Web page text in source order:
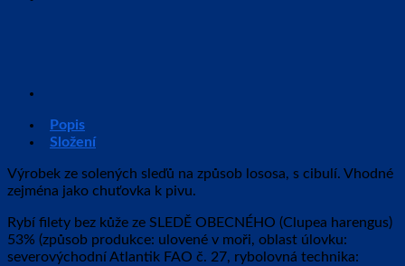
Popis
Složení
Výrobek ze solených sleďů na způsob lososa, s cibulí. Vhodné
zejména jako chuťovka k pivu.
Rybí filety bez kůže ze SLEDĚ OBECNÉHO (Clupea harengus)
53% (způsob produkce: ulovené v moři, oblast úlovku:
severovýchodní Atlantik FAO č. 27, rybolovná technika: